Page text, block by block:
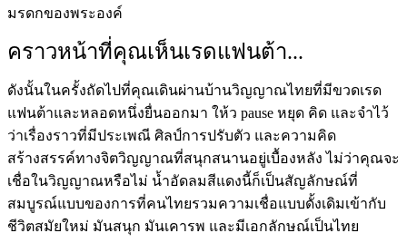
มรดกของพระองค์
คราวหน้าที่คุณเห็นเรดแฟนต้า...
ดังนั้นในครั้งถัดไปที่คุณเดินผ่านบ้านวิญญาณไทยที่มีขวดเรด
แฟนต้าและหลอดหนึ่งยื่นออกมา ให้ว pause หยุด คิด และจำไว้
ว่าเรื่องราวที่มีประเพณี ศิลป์การปรับตัว และความคิด
สร้างสรรค์ทางจิตวิญญาณที่สนุกสนานอยู่เบื้องหลัง ไม่ว่าคุณจะ
เชื่อในวิญญาณหรือไม่ น้ำอัดลมสีแดงนี้ก็เป็นสัญลักษณ์ที่
สมบูรณ์แบบของการที่คนไทยรวมความเชื่อแบบดั้งเดิมเข้ากับ
ชีวิตสมัยใหม่ มันสนุก มันเคารพ และมีเอกลักษณ์เป็นไทย